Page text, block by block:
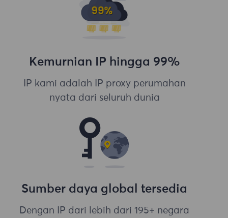
Kemurnian IP hingga 99%
IP kami adalah IP proxy perumahan
nyata dari seluruh dunia
Sumber daya global tersedia
Dengan IP dari lebih dari 195+ negara